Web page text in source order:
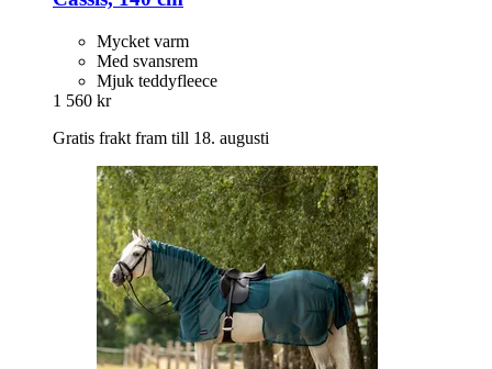
Mycket varm
Med svansrem
Mjuk teddyfleece
1 560 kr
Gratis frakt fram till 18. augusti